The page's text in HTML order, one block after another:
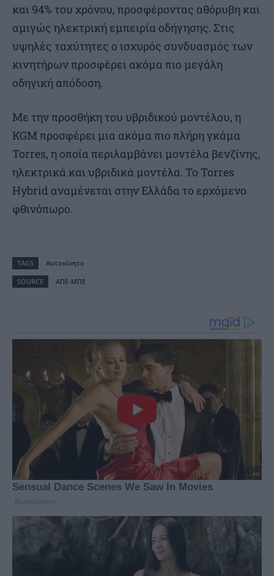
και 94% του χρόνου, προσφέροντας αθόρυβη και
αμιγώς ηλεκτρική εμπειρία οδήγησης. Στις
υψηλές ταχύτητες ο ισχυρός συνδυασμός των
κινητήρων προσφέρει ακόμα πιο μεγάλη
οδηγική απόδοση.
Με την προσθήκη του υβριδικού μοντέλου, η
KGM προσφέρει μια ακόμα πιο πλήρη γκάμα
Torres, η οποία περιλαμβάνει μοντέλα βενζίνης,
ηλεκτρικά και υβριδικά μοντέλα. Το Torres
Hybrid αναμένεται στην Ελλάδα το ερχόμενο
φθινόπωρο.
TAGS
Αυτοκίνητο
SOURCE
ΑΠΕ-ΜΠΕ